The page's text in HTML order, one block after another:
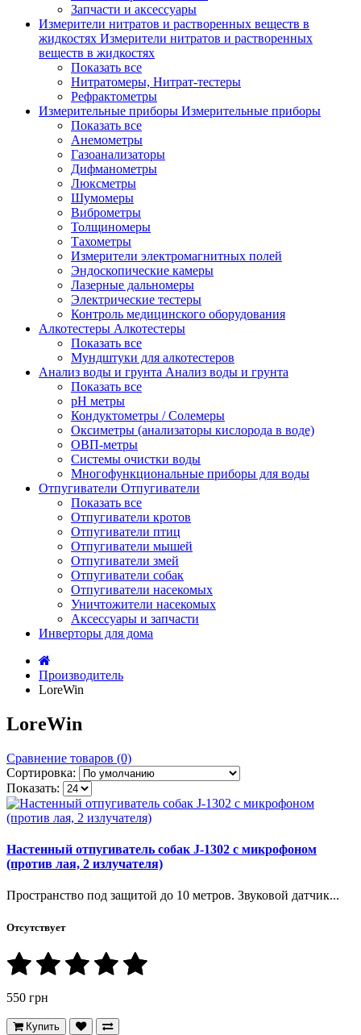
Запчасти и аксессуары
Измерители нитратов и растворенных веществ в
жидкостях Измерители нитратов и растворенных
веществ в жидкостях
Показать все
Нитратомеры, Нитрат-тестеры
Рефрактометры
Измерительные приборы Измерительные приборы
Показать все
Анемометры
Газоанализаторы
Дифманометры
Люксметры
Шумомеры
Виброметры
Толщиномеры
Тахометры
Измерители электромагнитных полей
Эндоскопические камеры
Лазерные дальномеры
Электрические тестеры
Контроль медицинского оборудования
Алкотестеры Алкотестеры
Показать все
Мундштуки для алкотестеров
Анализ воды и грунта Анализ воды и грунта
Показать все
pH метры
Кондуктометры / Солемеры
Оксиметры (анализаторы кислорода в воде)
ОВП-метры
Системы очистки воды
Многофункциональные приборы для воды
Отпугиватели Отпугиватели
Показать все
Отпугиватели кротов
Отпугиватели птиц
Отпугиватели мышей
Отпугиватели змей
Отпугиватели собак
Отпугиватели насекомых
Уничтожители насекомых
Аксессуары и запчасти
Инверторы для дома
Производитель
LoreWin
LoreWin
Сравнение товаров (0)
Сортировка:
Показать:
Настенный отпугиватель собак J-1302 с микрофоном
(против лая, 2 излучателя)
Пространство под защитой до 10 метров. Звуковой датчик...
Отсутствует
550 грн
Купить